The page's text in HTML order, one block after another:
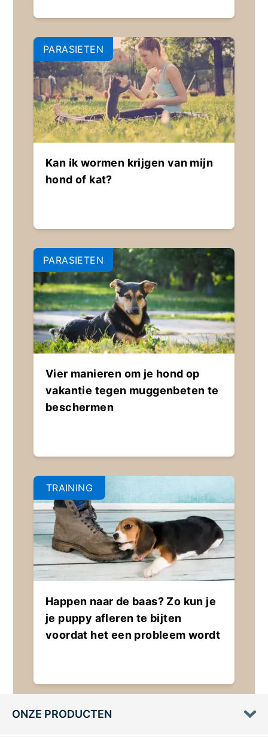
PARASIETEN
Kan ik wormen krijgen van mijn
hond of kat?
PARASIETEN
Vier manieren om je hond op
vakantie tegen muggenbeten te
beschermen
TRAINING
Happen naar de baas? Zo kun je
je puppy afleren te bijten
voordat het een probleem wordt
ONZE PRODUCTEN